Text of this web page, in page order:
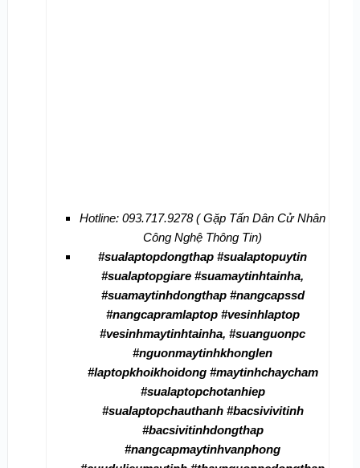
Hotline: 093.717.9278 ( Gặp Tấn Dân Cử Nhân
Công Nghệ Thông Tin)
#sualaptopdongthap #sualaptopuytin
#sualaptopgiare #suamaytinhtainha,
#suamaytinhdongthap #nangcapssd
#nangcapramlaptop #vesinhlaptop
#vesinhmaytinhtainha, #suanguonpc
#nguonmaytinhkhonglen
#laptopkhoikhoidong #maytinhchaycham
#sualaptopchotanhiep
#sualaptopchauthanh #bacsivivitinh
#bacsivitinhdongthap
#nangcapmaytinhvanphong